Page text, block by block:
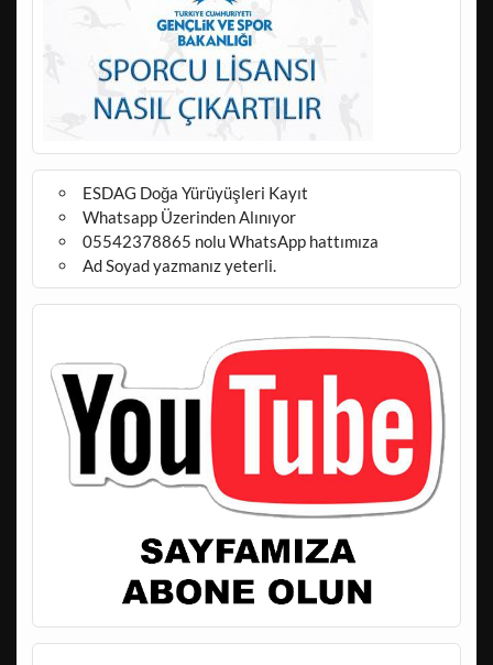
ESDAG Doğa Yürüyüşleri Kayıt
Whatsapp Üzerinden Alınıyor
05542378865 nolu WhatsApp hattımıza
Ad Soyad yazmanız yeterli.